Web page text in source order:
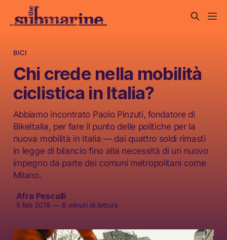
BICI
Chi crede nella mobilità
ciclistica in Italia?
Abbiamo incontrato Paolo Pinzuti, fondatore di
BikeItalia, per fare il punto delle politiche per la
nuova mobilità in Italia — dai quattro soldi rimasti
in legge di bilancio fino alla necessità di un nuovo
impegno da parte dei comuni metropolitani come
Milano.
Afra Pescalli
5 feb 2019 —6 minuti di lettura